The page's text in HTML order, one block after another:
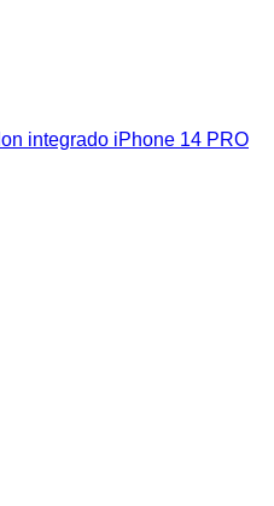
integrado iPhone 14 PRO